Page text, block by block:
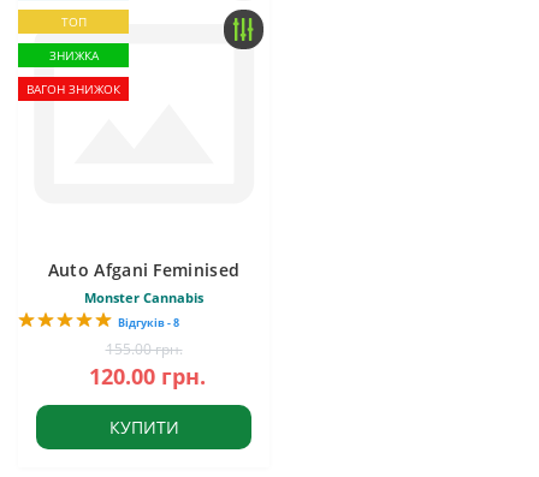
ТОП
ЗНИЖКА
ВАГОН ЗНИЖОК
Auto Afgani Feminised
Monster Cannabis
Відгуків - 8
155.00 грн.
120.00 грн.
КУПИТИ